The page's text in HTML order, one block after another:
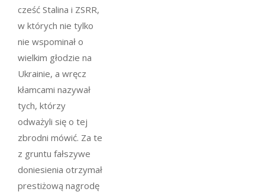
cześć Stalina i ZSRR,
w których nie tylko
nie wspominał o
wielkim głodzie na
Ukrainie, a wręcz
kłamcami nazywał
tych, którzy
odważyli się o tej
zbrodni mówić. Za te
z gruntu fałszywe
doniesienia otrzymał
prestiżową nagrodę